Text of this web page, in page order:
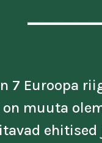
7 Euroopa
on muuta